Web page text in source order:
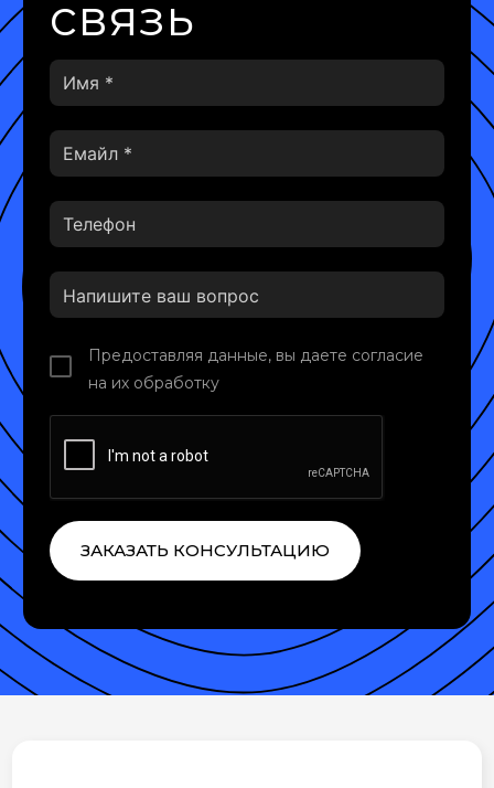
связь
Предоставляя данные, вы даете согласие
на их обработку
ЗАКАЗАТЬ КОНСУЛЬТАЦИЮ